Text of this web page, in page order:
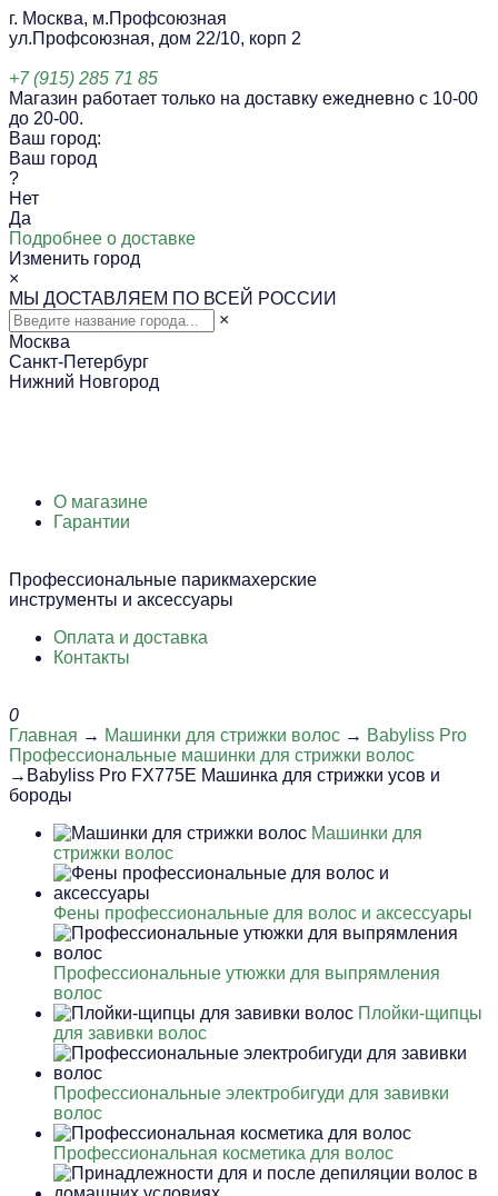
г. Москва, м.Профсоюзная
ул.Профсоюзная, дом 22/10, корп 2
+7 (915) 285 71 85
Магазин работает только на доставку ежедневно с 10-00
до 20-00.
Ваш город:
Ваш город
?
Нет
Да
Подробнее о доставке
Изменить город
×
МЫ ДОСТАВЛЯЕМ ПО ВСЕЙ РОССИИ
×
Москва
Санкт-Петербург
Нижний Новгород
О магазине
Гарантии
Профессиональные парикмахерские
инструменты и аксессуары
Оплата и доставка
Контакты
0
Главная → Машинки для стрижки волос → Babyliss Pro
Профессиональные машинки для стрижки волос
→Babyliss Pro FX775E Машинка для стрижки усов и
бороды
Машинки для
стрижки волос
Фены профессиональные для волос и аксессуары
Профессиональные утюжки для выпрямления
волос
Плойки-щипцы
для завивки волос
Профессиональные электробигуди для завивки
волос
Профессиональная косметика для волос